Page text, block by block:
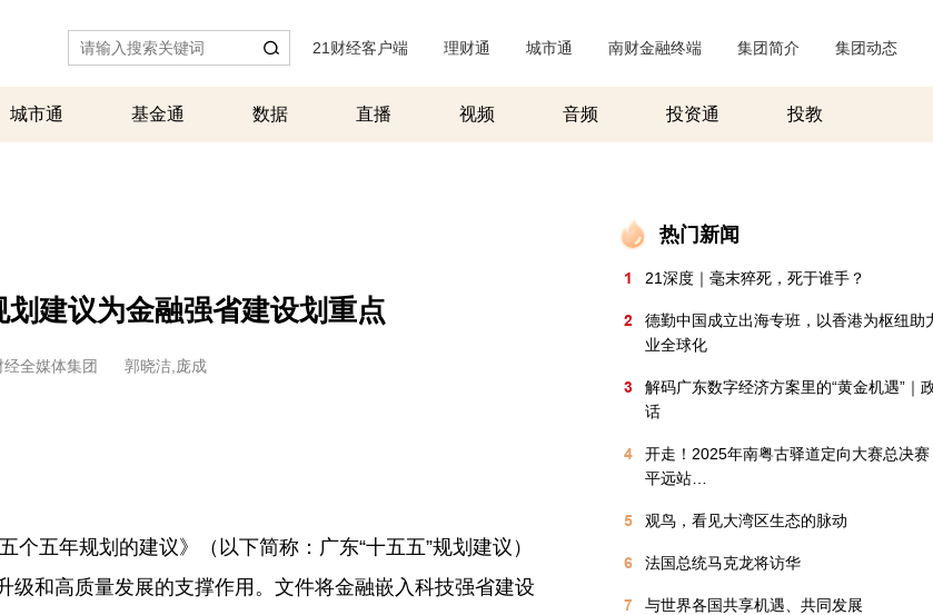
21财经客户端 理财通 城市通 南财金融终端 集团简介 集团动态
城市通 基金通 数据 直播 视频 音频 投资通 投教
建议为金融强省建设划重点
经全媒体集团 郭晓洁,庞成
五年规划的建议》（以下简称：广东“十五五”规划建议）
级和高质量发展的支撑作用。文件将金融嵌入科技强省建设
热门新闻
1 21深度｜毫末猝死，死于谁手？
2
德勤中国成立出海专班，以香港为枢纽助
业全球化
3
解码广东数字经济方案里的“黄金机遇”｜
话
4
开走！2025年南粤古驿道定向大赛总决赛
平远站…
5 观鸟，看见大湾区生态的脉动
6 法国总统马克龙将访华
7 与世界各国共享机遇、共同发展